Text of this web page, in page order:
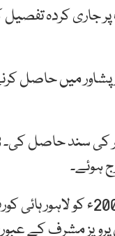
پشاور میں
ہوئے۔
جسٹس عمر عطاء بندیال نے
پرویز مشرف